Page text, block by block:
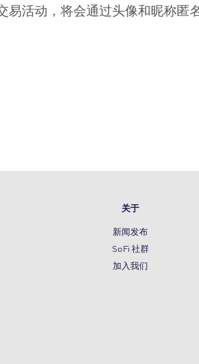
活动，将会通过头像和昵称匿
关于
新闻发布
SoFi 社群
加入我们